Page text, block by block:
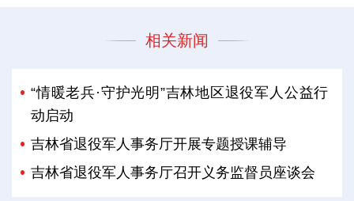
相关新闻
“情暖老兵·守护光明”吉林地区退役军人公益行
动启动
吉林省退役军人事务厅开展专题授课辅导
吉林省退役军人事务厅召开义务监督员座谈会